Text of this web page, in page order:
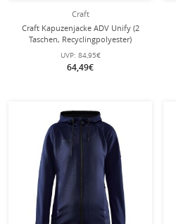
Craft
Craft Kapuzenjacke ADV Unify (2
Taschen, Recyclingpolyester)
bordeaux/rot Herren
UVP: 84,95€
64,49€